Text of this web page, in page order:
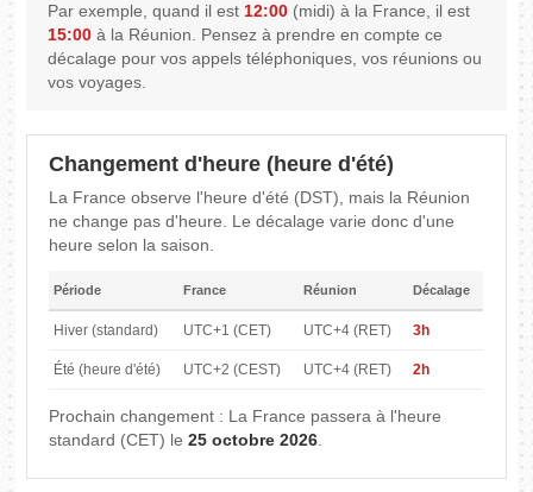
Par exemple, quand il est12:00 (midi) à la France, il est
15:00 à la Réunion. Pensez à prendre en compte ce
décalage pour vos appels téléphoniques, vos réunions ou
vos voyages.
Changement d'heure (heure d'été)
La France observe l'heure d'été (DST), mais la Réunion
ne change pas d'heure. Le décalage varie donc d'une
heure selon la saison.
Période France Réunion Décalage
Hiver (standard) UTC+1 (CET) UTC+4 (RET) 3h
Été (heure d'été) UTC+2 (CEST) UTC+4 (RET) 2h
Prochain changement : La France passera à l'heure
standard (CET) le25 octobre 2026.